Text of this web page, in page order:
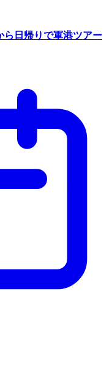
ら日帰りで軍港ツアー